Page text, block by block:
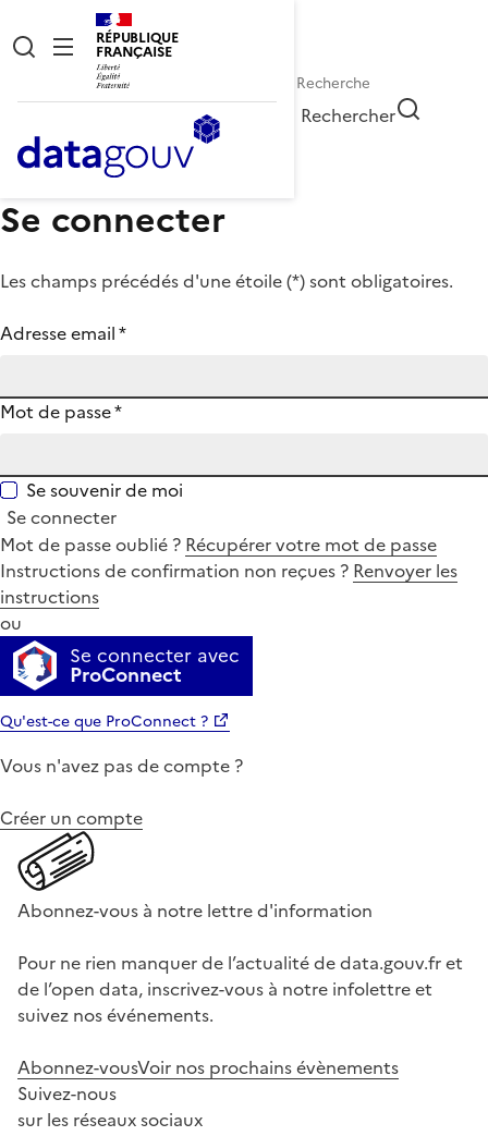
RÉPUBLIQUE
FRANÇAISE
Rechercher
Se connecter
Les champs précédés d'une étoile (*) sont obligatoires.
Adresse email*
Mot de passe*
Se souvenir de moi
Se connecter
Mot de passe oublié ? Récupérer votre mot de passe
Instructions de confirmation non reçues ? Renvoyer les
instructions
ou
Se connecter avec
ProConnect
Qu'est-ce que ProConnect ?
Vous n'avez pas de compte ?
Créer un compte
Abonnez-vous à notre lettre d'information
Pour ne rien manquer de l’actualité de data.gouv.fr et
de l’open data, inscrivez-vous à notre infolettre et
suivez nos événements.
Abonnez-vousVoir nos prochains évènements
Suivez-nous
sur les réseaux sociaux